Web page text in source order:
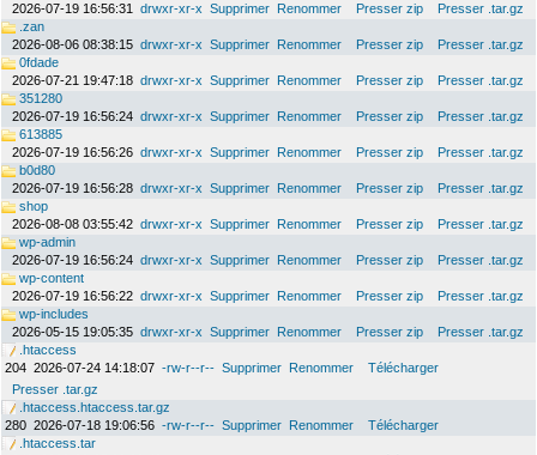
2026-07-19 16:56:31
drwxr-xr-x Supprimer Renommer Presser zip
Presser .tar.gz
.zan
2026-08-06 08:38:15 drwxr-xr-x Supprimer Renommer Presser zip
Presser .tar.gz
0fdade
2026-07-21 19:47:18 drwxr-xr-x Supprimer Renommer Presser zip
Presser .tar.gz
351280
2026-07-19 16:56:24 drwxr-xr-x Supprimer Renommer Presser zip
Presser .tar.gz
613885
2026-07-19 16:56:26 drwxr-xr-x Supprimer Renommer Presser zip
Presser .tar.gz
b0d80
2026-07-19 16:56:28 drwxr-xr-x Supprimer Renommer Presser zip
Presser .tar.gz
shop
2026-08-08 03:55:42 drwxr-xr-x Supprimer Renommer Presser zip
Presser .tar.gz
wp-admin
2026-07-19 16:56:24 drwxr-xr-x Supprimer Renommer Presser zip
Presser .tar.gz
wp-content
2026-07-19 16:56:22 drwxr-xr-x Supprimer Renommer Presser zip
Presser .tar.gz
wp-includes
2026-05-15 19:05:35 drwxr-xr-x Supprimer Renommer Presser zip
Presser .tar.gz
.htaccess
204 2026-07-24 14:18:07 -rw-r--r-- Supprimer Renommer
Télécharger
Presser .tar.gz
.htaccess.htaccess.tar.gz
280 2026-07-18 19:06:56 -rw-r--r-- Supprimer Renommer
Télécharger
.htaccess.tar